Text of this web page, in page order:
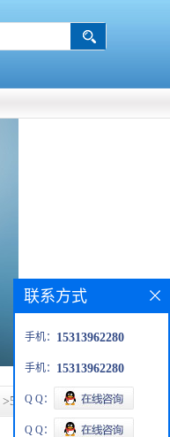
>5-溴-吡啶-3硼酸
联系方式
手机： 15313962280
手机： 15313962280
Q Q：
Q Q：